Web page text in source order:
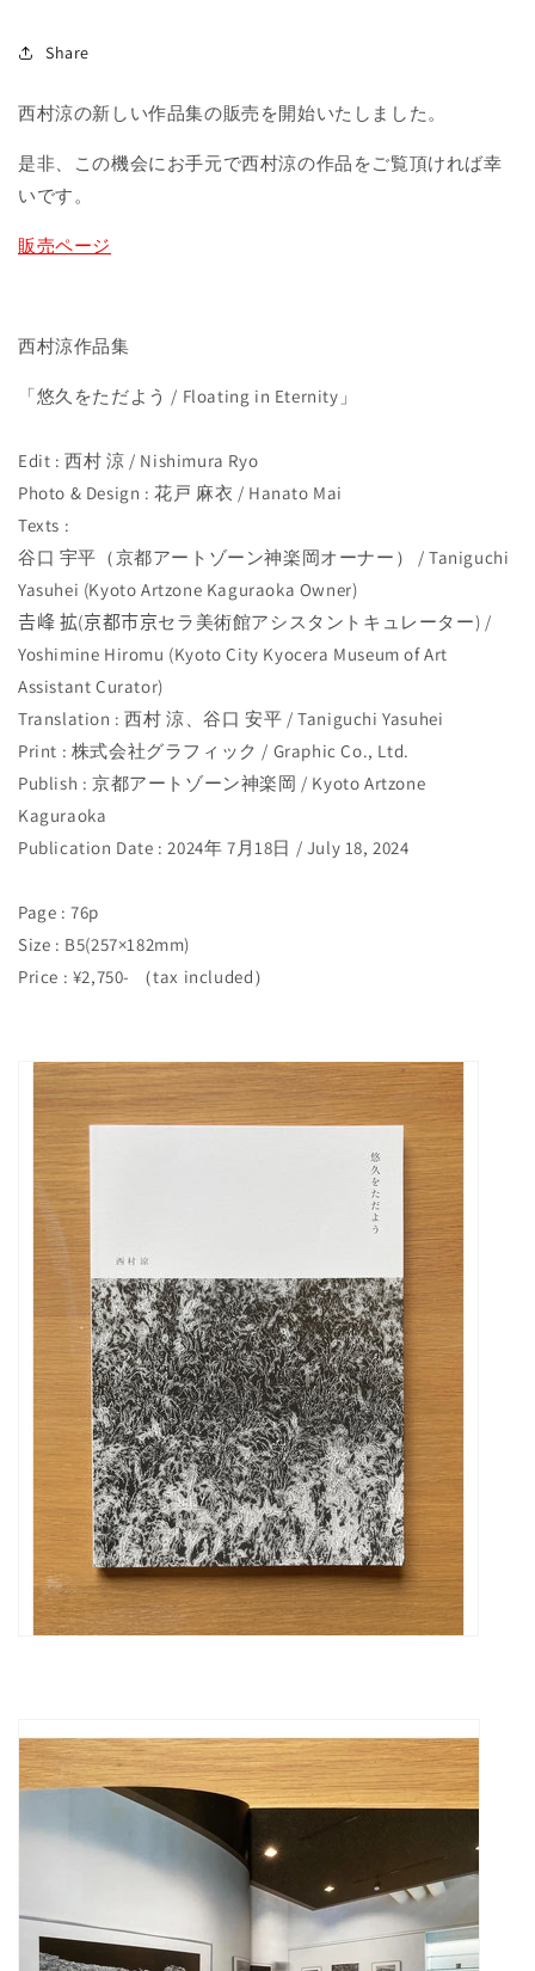
Share
西村涼の新しい作品集の販売を開始いたしました。
是非、この機会にお手元で西村涼の作品をご覧頂ければ幸
いです。
販売ページ
西村涼作品集
「悠久をただよう / Floating in Eternity」
Edit : 西村 涼 / Nishimura Ryo
Photo & Design : 花戸 麻衣 / Hanato Mai
Texts :
谷口 宇平（京都アートゾーン神楽岡オーナー） / Taniguchi
Yasuhei (Kyoto Artzone Kaguraoka Owner)
𠮷峰 拡(京都市京セラ美術館アシスタントキュレーター) /
Yoshimine Hiromu (Kyoto City Kyocera Museum of Art
Assistant Curator)
Translation : 西村 涼、谷口 安平 / Taniguchi Yasuhei
Print : 株式会社グラフィック / Graphic Co., Ltd.
Publish : 京都アートゾーン神楽岡 / Kyoto Artzone
Kaguraoka
Publication Date : 2024年 7月18日 / July 18, 2024
Page : 76p
Size : B5(257×182mm)
Price : ¥2,750- （tax included）